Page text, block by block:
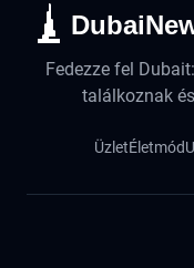
Fedezze fel
találkoznak
ÜzletÉletmód